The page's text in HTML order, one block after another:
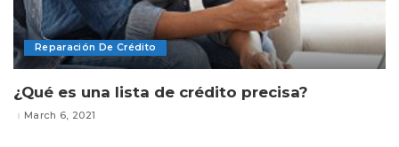
Reparación De Crédito
¿Qué es una lista de crédito precisa?
March 6, 2021